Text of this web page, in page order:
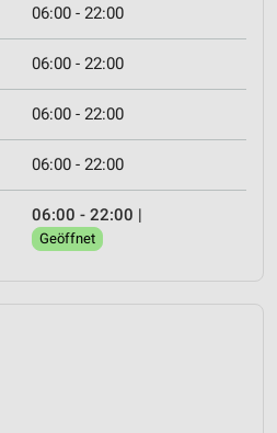
06:00 - 22:00
06:00 - 22:00
06:00 - 22:00
06:00 - 22:00
06:00 - 22:00 |
Geöffnet